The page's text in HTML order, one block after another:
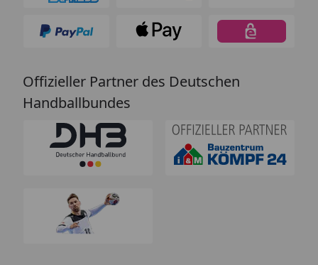
Offizieller Partner des Deutschen
Handballbundes